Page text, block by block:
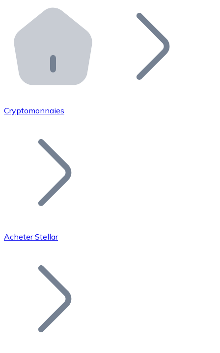
Distributeurs automatiques Bitnovo
Intégrez un ATM Bitnovo dans votre entreprise et
API Bitnovo
Intégrez notre API dans votre écosystème.
Rejoignez notre réseau de distributeurs et
Ajoutez le token de votre projet à notre service
Bitcoin
Cryptomonnaies
Acheter Stellar